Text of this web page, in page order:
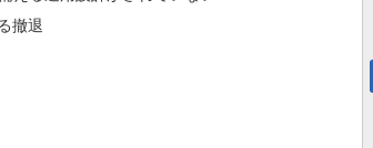
撤退